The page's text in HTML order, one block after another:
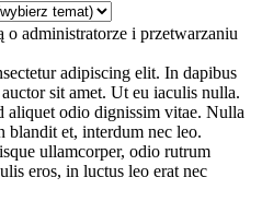
o administratorze i przetwarzaniu
adipiscing elit. In dapibus
sit amet. Ut eu iaculis nulla.
aliquet odio dignissim vitae. Nulla
et, interdum nec leo.
ullamcorper, odio rutrum
eros, in luctus leo erat nec